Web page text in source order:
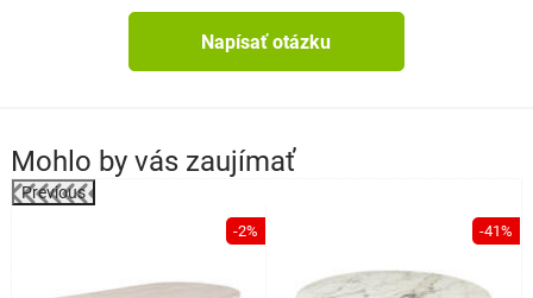
Napísať otázku
Mohlo by vás zaujímať
Previous
-2% -41%